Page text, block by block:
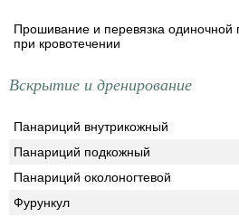
Прошивание и перевязка одиночной
при кровотечении
Вскрытие и дренирование
Панариций внутрикожный
Панариций подкожный
Панариций околоногтевой
Фурункул